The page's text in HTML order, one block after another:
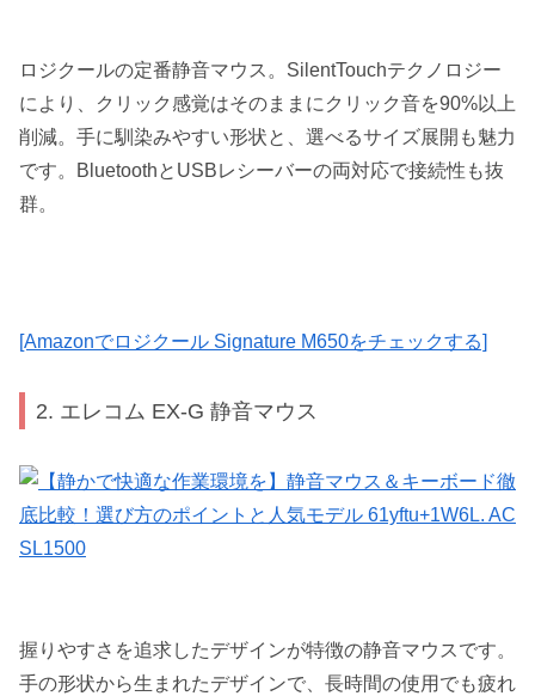
ロジクールの定番静音マウス。SilentTouchテクノロジー
により、クリック感覚はそのままにクリック音を90%以上
削減。手に馴染みやすい形状と、選べるサイズ展開も魅力
です。BluetoothとUSBレシーバーの両対応で接続性も抜
群。
[Amazonでロジクール Signature M650をチェックする]
2. エレコム EX-G 静音マウス
握りやすさを追求したデザインが特徴の静音マウスです。
手の形状から生まれたデザインで、長時間の使用でも疲れ